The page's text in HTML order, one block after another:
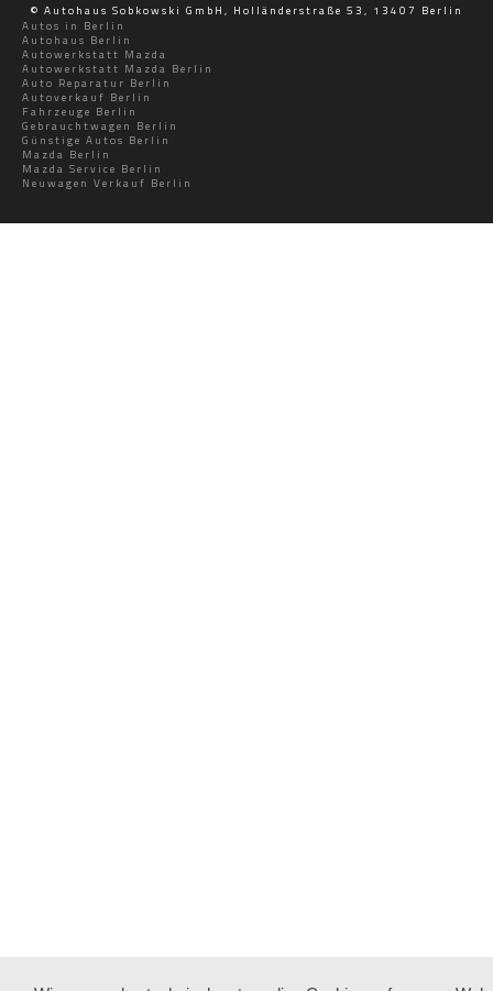
© Autohaus Sobkowski GmbH, Holländerstraße 53, 13407 Berlin
Autos in Berlin
Autohaus Berlin
Autowerkstatt Mazda
Autowerkstatt Mazda Berlin
Auto Reparatur Berlin
Autoverkauf Berlin
Fahrzeuge Berlin
Gebrauchtwagen Berlin
Günstige Autos Berlin
Mazda Berlin
Mazda Service Berlin
Neuwagen Verkauf Berlin